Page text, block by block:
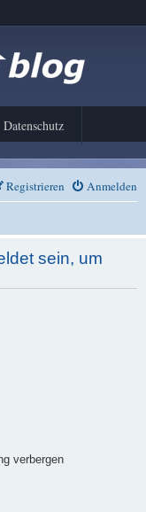
Datenschutz
Anmelden
Registrieren
sein, um
verbergen